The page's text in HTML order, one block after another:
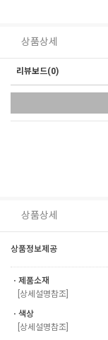
상품상세
리뷰보드(0)
상품상세
상품정보제공
ㆍ제품소재
[상세설명참조]
ㆍ색상
[상세설명참조]